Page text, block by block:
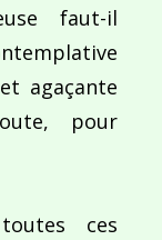
faut-il
agaçante
pour
ces